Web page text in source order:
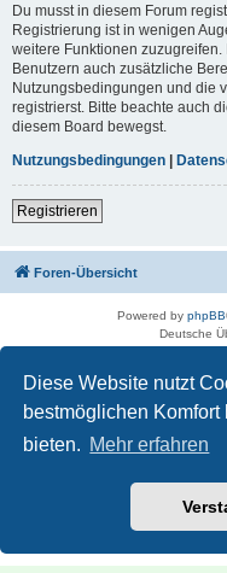
Diese Website nutzt
bestmöglichen
bieten. Mehr erfahren
Du musst in diesem Forum
Registrierung ist in wenigen
weitere Funktionen
Benutzern auch zusätzliche
Nutzungsbedingungen und die
registrierst. Bitte beachte auch
diesem Board bewegst.
Nutzungsbedingungen |
Registrieren
Foren-Übersicht
Powered by phpBB
Deutsche
Betreiber des Forums für die Karl-
in Zusammenarbeit mit der
Reisen zu Karl May